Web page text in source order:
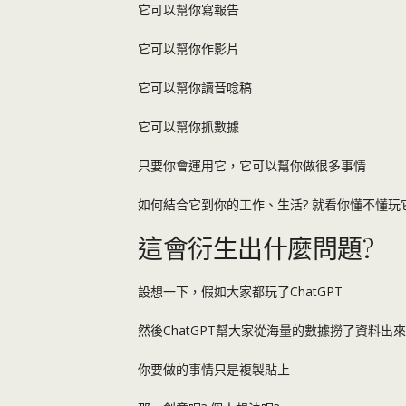
它可以幫你寫報告
它可以幫你作影片
它可以幫你讀音唸稿
它可以幫你抓數據
只要你會運用它，它可以幫你做很多事情
如何結合它到你的工作、生活? 就看你懂不懂玩
這會衍生出什麼問題?
設想一下，假如大家都玩了ChatGPT
然後ChatGPT幫大家從海量的數據撈了資料出來
你要做的事情只是複製貼上